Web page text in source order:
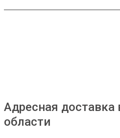
компанией! Номер заказа
Адресная доставка
области